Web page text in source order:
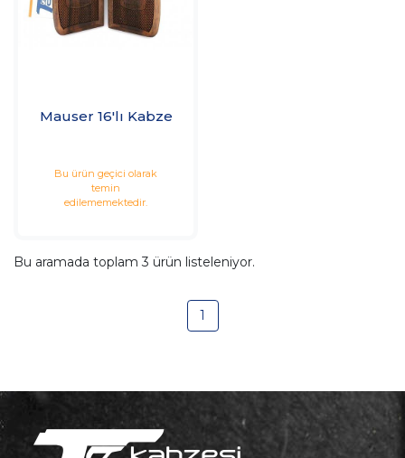
Mauser 16'lı Kabze
Bu ürün geçici olarak
temin
edilememektedir.
Bu aramada toplam3 ürün listeleniyor.
1